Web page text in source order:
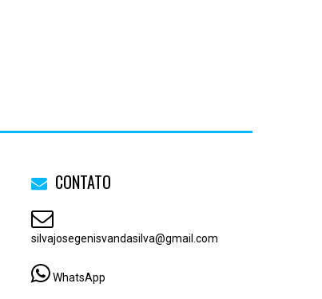
CONTATO
silvajosegenisvandasilva@gmail.com
WhatsApp